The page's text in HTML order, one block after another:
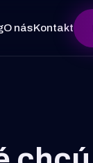
O násKontakt